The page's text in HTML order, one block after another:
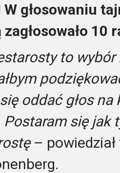
głosowaniu
10
to wybór
oddać głos
się jak
–